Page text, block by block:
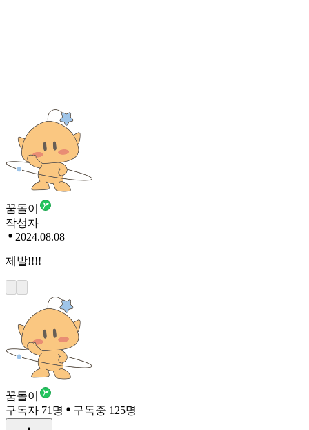
꿈돌이
작성자
2024.08.08
제발!!!!
꿈돌이
구독자 71명
구독중 125명